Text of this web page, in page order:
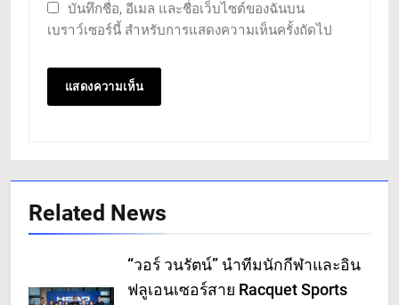
บันทึกชื่อ, อีเมล และชื่อเว็บไซต์ของฉันบน
เบราว์เซอร์นี้ สำหรับการแสดงความเห็นครั้งถัดไป
Related News
“วอร์ วนรัตน์” นำทีมนักกีฬาและอิน
ฟลูเอนเซอร์สาย Racquet Sports